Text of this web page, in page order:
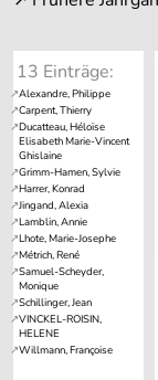
13 Einträge: